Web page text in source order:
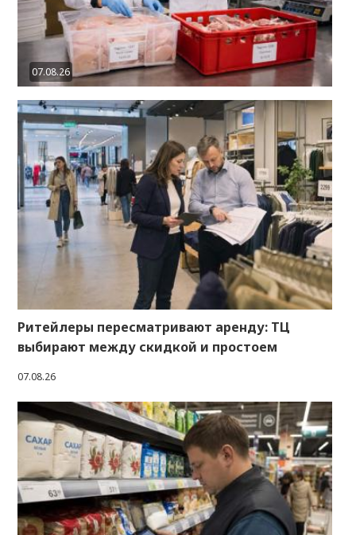
07.08.26
Ритейлеры пересматривают аренду: ТЦ
выбирают между скидкой и простоем
07.08.26